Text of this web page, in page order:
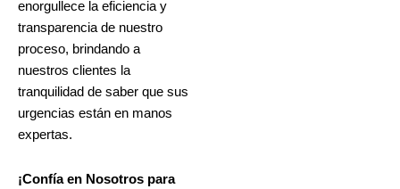
enorgullece la eficiencia y
transparencia de nuestro
proceso, brindando a
nuestros clientes la
tranquilidad de saber que sus
urgencias están en manos
expertas.
¡Confía en Nosotros para